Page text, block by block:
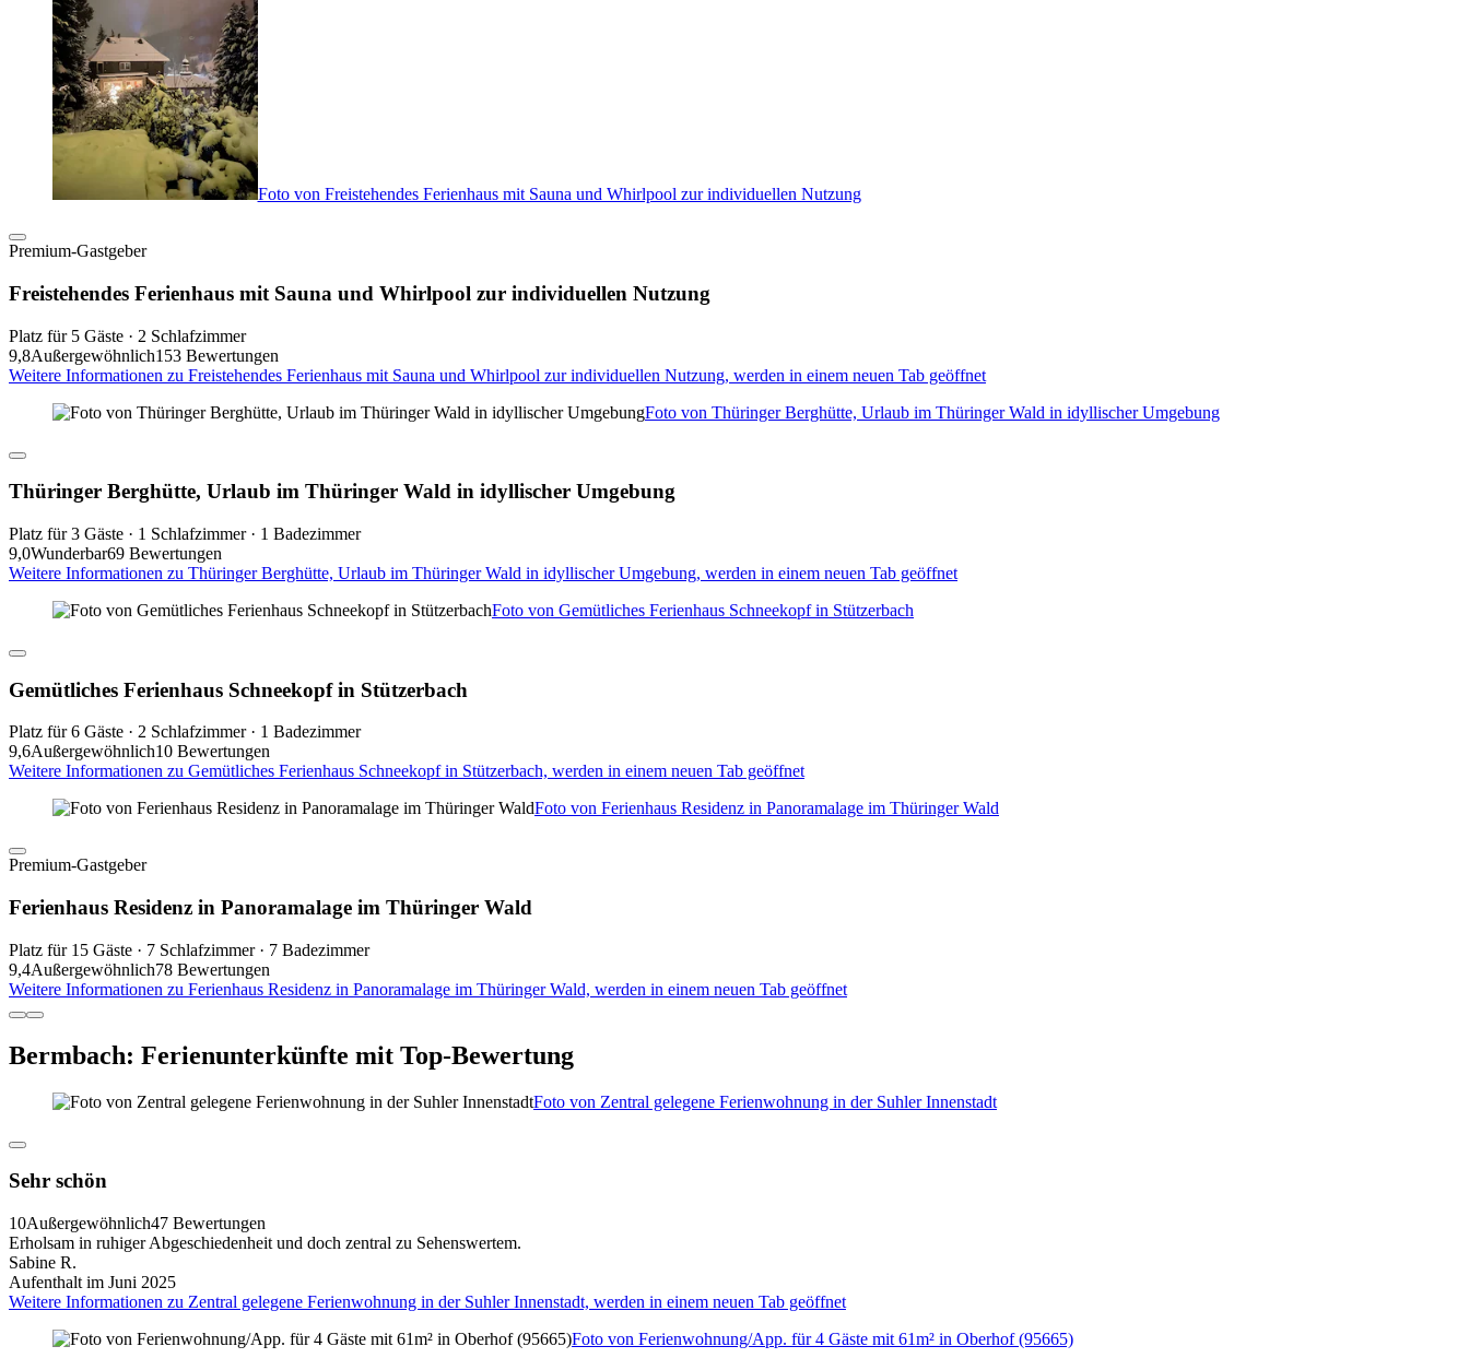
Foto von Freistehendes Ferienhaus mit Sauna und Whirlpool zur individuellen Nutzung
Premium-Gastgeber
Freistehendes Ferienhaus mit Sauna und Whirlpool zur individuellen Nutzung
Platz für 5 Gäste · 2 Schlafzimmer
9,8Außergewöhnlich153 Bewertungen
Weitere Informationen zu Freistehendes Ferienhaus mit Sauna und Whirlpool zur individuellen Nutzung, werden in einem neuen Tab geöffnet
Foto von Thüringer Berghütte, Urlaub im Thüringer Wald in idyllischer Umgebung
Thüringer Berghütte, Urlaub im Thüringer Wald in idyllischer Umgebung
Platz für 3 Gäste · 1 Schlafzimmer · 1 Badezimmer
9,0Wunderbar69 Bewertungen
Weitere Informationen zu Thüringer Berghütte, Urlaub im Thüringer Wald in idyllischer Umgebung, werden in einem neuen Tab geöffnet
Foto von Gemütliches Ferienhaus Schneekopf in Stützerbach
Gemütliches Ferienhaus Schneekopf in Stützerbach
Platz für 6 Gäste · 2 Schlafzimmer · 1 Badezimmer
9,6Außergewöhnlich10 Bewertungen
Weitere Informationen zu Gemütliches Ferienhaus Schneekopf in Stützerbach, werden in einem neuen Tab geöffnet
Foto von Ferienhaus Residenz in Panoramalage im Thüringer Wald
Premium-Gastgeber
Ferienhaus Residenz in Panoramalage im Thüringer Wald
Platz für 15 Gäste · 7 Schlafzimmer · 7 Badezimmer
9,4Außergewöhnlich78 Bewertungen
Weitere Informationen zu Ferienhaus Residenz in Panoramalage im Thüringer Wald, werden in einem neuen Tab geöffnet
Bermbach: Ferienunterkünfte mit Top-Bewertung
Foto von Zentral gelegene Ferienwohnung in der Suhler Innenstadt
Sehr schön
10Außergewöhnlich47 Bewertungen
Erholsam in ruhiger Abgeschiedenheit und doch zentral zu Sehenswertem.
Sabine R.
Aufenthalt im Juni 2025
Weitere Informationen zu Zentral gelegene Ferienwohnung in der Suhler Innenstadt, werden in einem neuen Tab geöffnet
Foto von Ferienwohnung/App. für 4 Gäste mit 61m² in Oberhof (95665)